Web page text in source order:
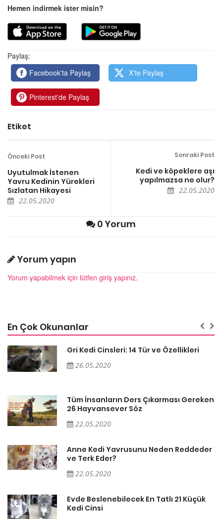
Hemen indirmek ister misin?
Paylaş:
Facebook'ta Paylaş
X'te Paylaş
Pinterest'de Paylaş
Etiket
Önceki Post
Uyutulmak İstenen
Yavru Kedinin Yürekleri
Sızlatan Hikayesi
22.05.2020
Sonraki Post
Kedi ve köpeklere aşı
yapılmazsa ne olur?
22.05.2020
0 Yorum
Yorum yapın
Yorum yapabilmek için lütfen giriş yapınız.
En Çok Okunanlar
Gri Kedi Cinsleri: 14 Tür ve Özellikleri
26.05.2020
Tüm İnsanların Ders Çıkarması Gereken
26 Hayvansever Söz
22.05.2020
Anne Kedi Yavrusunu Neden Reddeder
ve Terk Eder?
22.05.2020
Evde Beslenebilecek En Tatlı 21 Küçük
Kedi Cinsi